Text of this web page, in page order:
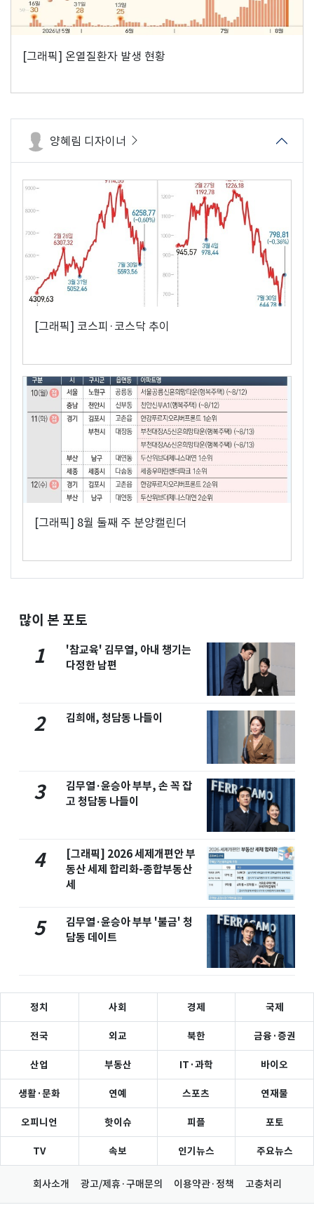
[그래픽] 온열질환자 발생 현황
양혜림 디자이너
[그래픽] 코스피·코스닥 추이
[그래픽] 8월 둘째 주 분양캘린더
많이 본 포토
1
'참교육' 김무열, 아내 챙기는
다정한 남편
2 김희애, 청담동 나들이
3
김무열·윤승아 부부, 손 꼭 잡
고 청담동 나들이
4
[그래픽] 2026 세제개편안 부
동산 세제 합리화-종합부동산
세
5
김무열·윤승아 부부 '불금' 청
담동 데이트
정치 사회 경제 국제
전국 외교 북한 금융·증권
산업 부동산 IT·과학 바이오
생활·문화 연예 스포츠 연재물
오피니언 핫이슈 피플 포토
TV 속보 인기뉴스 주요뉴스
회사소개 광고/제휴·구매문의 이용약관·정책 고충처리